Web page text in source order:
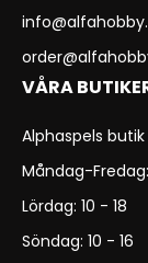
VÅRA
Alphaspels
Måndag-Fredag:
Lördag: 10 - 18
Söndag: 10 - 16